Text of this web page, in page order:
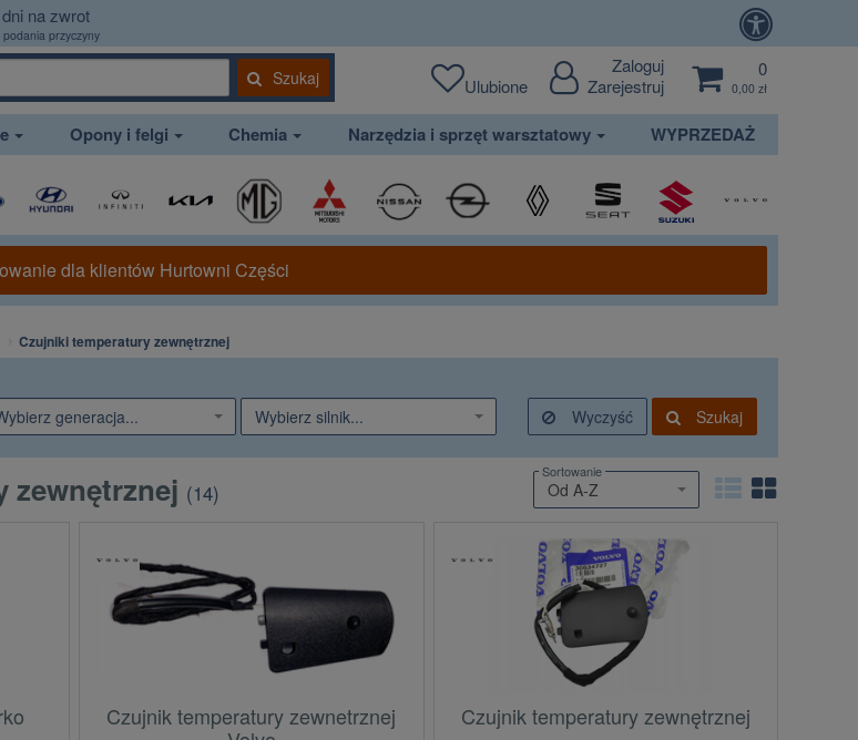
na zwrot
podania przyczyny
Szukaj Ulubione
Zaloguj
Zarejestruj
0
0,00 zł
Opony i felgi Chemia Narzędzia i sprzęt warsztatowy WYPRZEDAŻ
dla klientów Hurtowni Części
Czujniki temperatury zewnętrznej
generacja... Wybierz silnik... Wyczyść Szukaj
zewnętrznej (14) Od A-Z
Sortowanie
Czujnik temperatury zewnetrznej
Czujnik temperatury zewnętrznej